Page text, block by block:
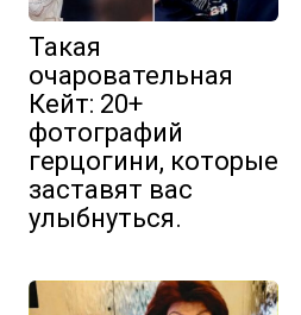
Такая
очаровательная
Кейт: 20+
фотографий
герцогини, которые
заставят вас
улыбнуться.